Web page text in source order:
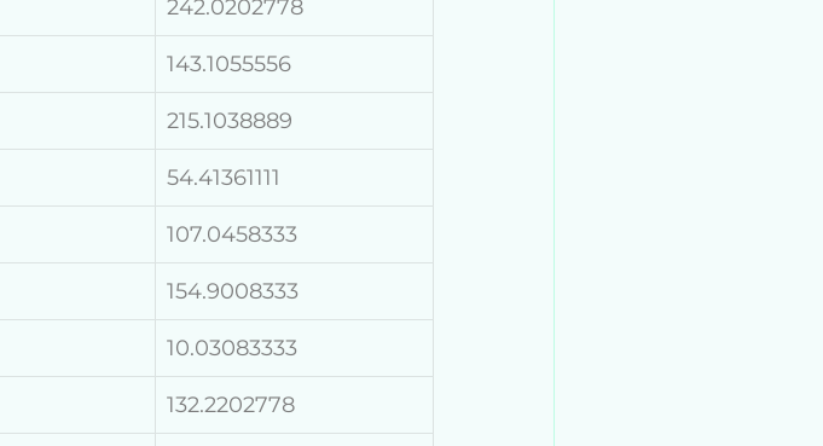
242.0202778
143.1055556
215.1038889
54.41361111
107.0458333
154.9008333
10.03083333
132.2202778